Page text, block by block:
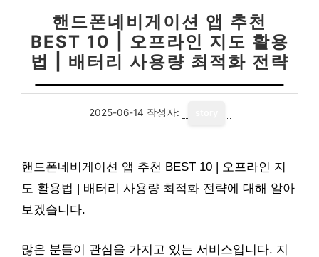
핸드폰네비게이션 앱 추천
BEST 10 | 오프라인 지도 활용
법 | 배터리 사용량 최적화 전략
2025-06-14 작성자:
핸드폰네비게이션 앱 추천 BEST 10 | 오프라인 지
도 활용법 | 배터리 사용량 최적화 전략에 대해 알아
보겠습니다.
많은 분들이 관심을 가지고 있는 서비스입니다. 지